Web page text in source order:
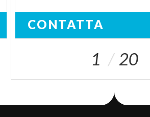
CONTATTA
1 20